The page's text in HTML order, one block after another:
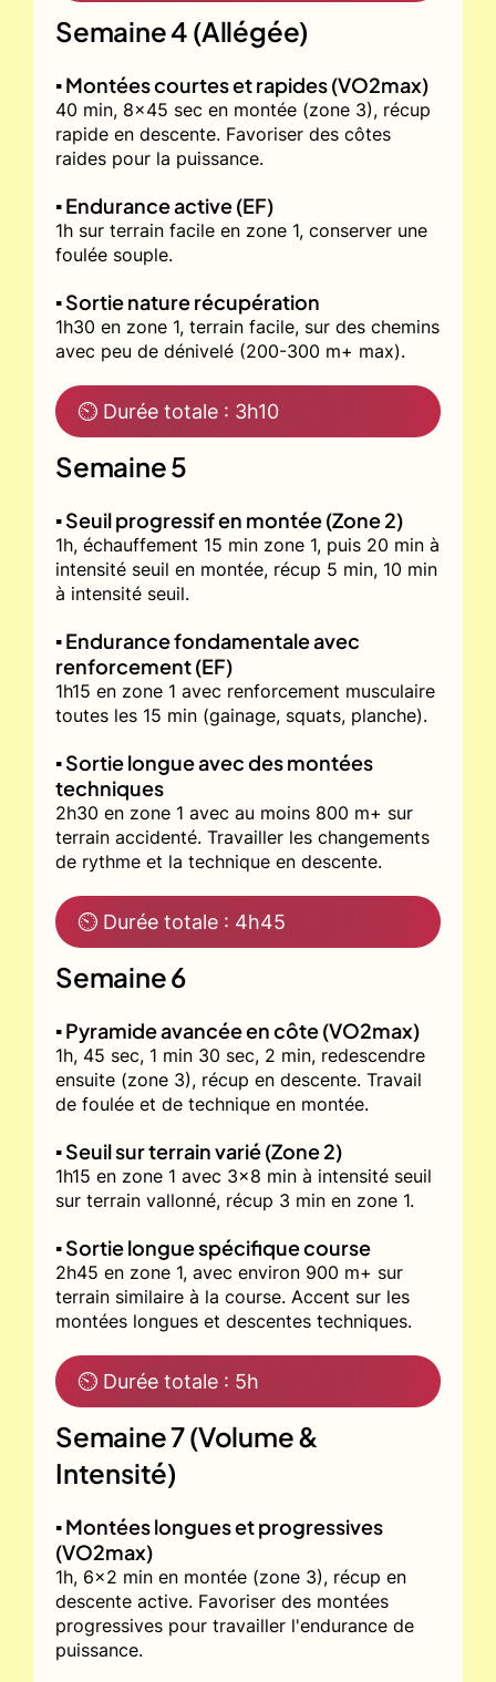
Semaine 4 (Allégée)
▪️ Montées courtes et rapides (VO2max)
40 min, 8x45 sec en montée (zone 3), récup
rapide en descente. Favoriser des côtes
raides pour la puissance.
▪️ Endurance active (EF)
1h sur terrain facile en zone 1, conserver une
foulée souple.
▪️ Sortie nature récupération
1h30 en zone 1, terrain facile, sur des chemins
avec peu de dénivelé (200-300 m+ max).
⏲ Durée totale : 3h10
Semaine 5
▪️ Seuil progressif en montée (Zone 2)
1h, échauffement 15 min zone 1, puis 20 min à
intensité seuil en montée, récup 5 min, 10 min
à intensité seuil.
▪️ Endurance fondamentale avec
renforcement (EF)
1h15 en zone 1 avec renforcement musculaire
toutes les 15 min (gainage, squats, planche).
▪️ Sortie longue avec des montées
techniques
2h30 en zone 1 avec au moins 800 m+ sur
terrain accidenté. Travailler les changements
de rythme et la technique en descente.
⏲ Durée totale : 4h45
Semaine 6
▪️ Pyramide avancée en côte (VO2max)
1h, 45 sec, 1 min 30 sec, 2 min, redescendre
ensuite (zone 3), récup en descente. Travail
de foulée et de technique en montée.
▪️ Seuil sur terrain varié (Zone 2)
1h15 en zone 1 avec 3x8 min à intensité seuil
sur terrain vallonné, récup 3 min en zone 1.
▪️ Sortie longue spécifique course
2h45 en zone 1, avec environ 900 m+ sur
terrain similaire à la course. Accent sur les
montées longues et descentes techniques.
⏲ Durée totale : 5h
Semaine 7 (Volume &
Intensité)
▪️ Montées longues et progressives
(VO2max)
1h, 6x2 min en montée (zone 3), récup en
descente active. Favoriser des montées
progressives pour travailler l'endurance de
puissance.